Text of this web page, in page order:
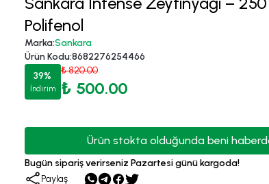
Polifenol
Marka:Sankara
Ürün Kodu:8682276254466
39%
İndirim
₺ 820.00
₺ 500.00
Ürün stokta olduğunda beni
Bugün sipariş verirseniz Pazartesi günü kargoda!
Paylaş